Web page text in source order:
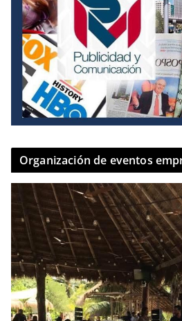
Organización de eventos